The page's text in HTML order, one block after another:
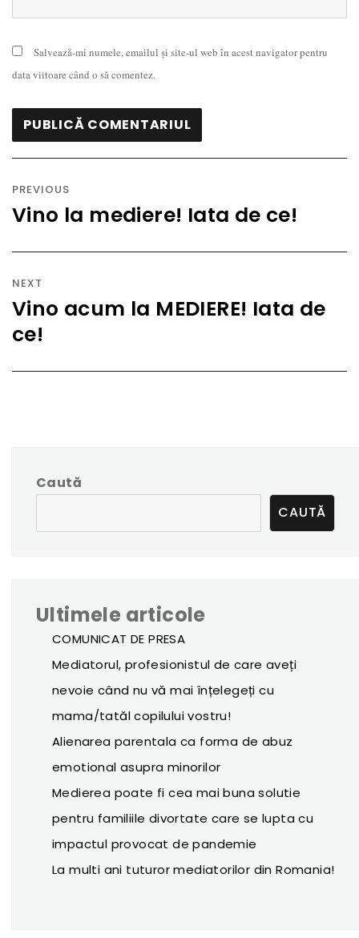
Salvează-mi numele, emailul și site-ul web în acest navigator pentru
data viitoare când o să comentez.
în
articole
PREVIOUS
Previous
Vino la mediere! Iata de ce!
NEXT
Next
post:
Vino acum la MEDIERE! Iata de
ce!
Caută
CAUTĂ
Ultimele articole
COMUNICAT DE PRESA
Mediatorul, profesionistul de care aveți
nevoie când nu vă mai înțelegeți cu
mama/tatăl copilului vostru!
Alienarea parentala ca forma de abuz
emotional asupra minorilor
Medierea poate fi cea mai buna solutie
pentru familiile divortate care se lupta cu
impactul provocat de pandemie
La multi ani tuturor mediatorilor din Romania!